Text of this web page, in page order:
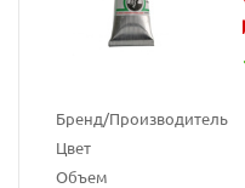
Бренд/Производитель
Цвет
Объем